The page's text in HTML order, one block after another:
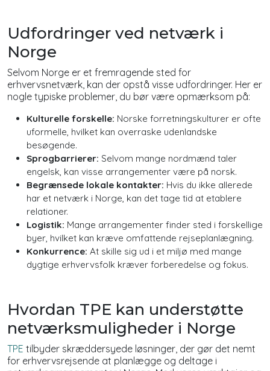
Udfordringer ved netværk i
Norge
Selvom Norge er et fremragende sted for
erhvervsnetværk, kan der opstå visse udfordringer. Her er
nogle typiske problemer, du bør være opmærksom på:
Kulturelle forskelle: Norske forretningskulturer er ofte
uformelle, hvilket kan overraske udenlandske
besøgende.
Sprogbarrierer: Selvom mange nordmænd taler
engelsk, kan visse arrangementer være på norsk.
Begrænsede lokale kontakter: Hvis du ikke allerede
har et netværk i Norge, kan det tage tid at etablere
relationer.
Logistik: Mange arrangementer finder sted i forskellige
byer, hvilket kan kræve omfattende rejseplanlægning.
Konkurrence: At skille sig ud i et miljø med mange
dygtige erhvervsfolk kræver forberedelse og fokus.
Hvordan TPE kan understøtte
netværksmuligheder i Norge
TPE tilbyder skræddersyede løsninger, der gør det nemt
for erhvervsrejsende at planlægge og deltage i